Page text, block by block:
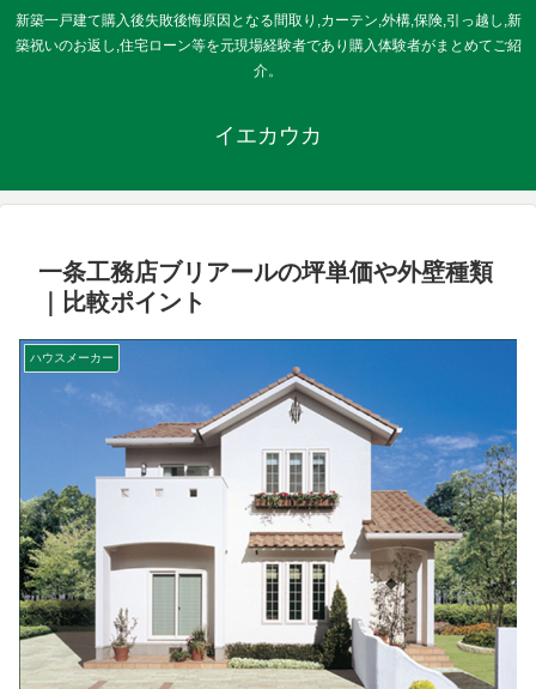
新築一戸建て購入後失敗後悔原因となる間取り,カーテン,外構,保険,引っ越し,新
築祝いのお返し,住宅ローン等を元現場経験者であり購入体験者がまとめてご紹
介。
イエカウカ
一条工務店ブリアールの坪単価や外壁種類
｜比較ポイント
ハウスメーカー